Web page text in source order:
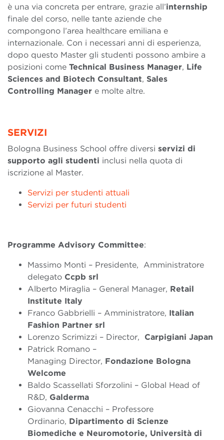
è una via concreta per entrare, grazie all’internship
finale del corso, nelle tante aziende che
compongono l’area healthcare emiliana e
internazionale. Con i necessari anni di esperienza,
dopo questo Master gli studenti possono ambire a
posizioni come Technical Business Manager, Life
Sciences and Biotech Consultant, Sales
Controlling Manager e molte altre.
SERVIZI
Bologna Business School offre diversi servizi di
supporto agli studenti inclusi nella quota di
iscrizione al Master.
Servizi per studenti attuali
Servizi per futuri studenti
Programme Advisory Committee:
Massimo Monti – Presidente, Amministratore
delegato Ccpb srl
Alberto Miraglia – General Manager, Retail
Institute Italy
Franco Gabbrielli – Amministratore, Italian
Fashion Partner srl
Lorenzo Scrimizzi – Director, Carpigiani Japan
Patrick Romano –
Managing Director, Fondazione Bologna
Welcome
Baldo Scassellati Sforzolini – Global Head of
R&D, Galderma
Giovanna Cenacchi – Professore
Ordinario, Dipartimento di Scienze
Biomediche e Neuromotorie, Università di